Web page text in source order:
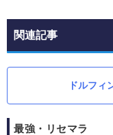
関連記事
ドルフィ
最強・リセマラ